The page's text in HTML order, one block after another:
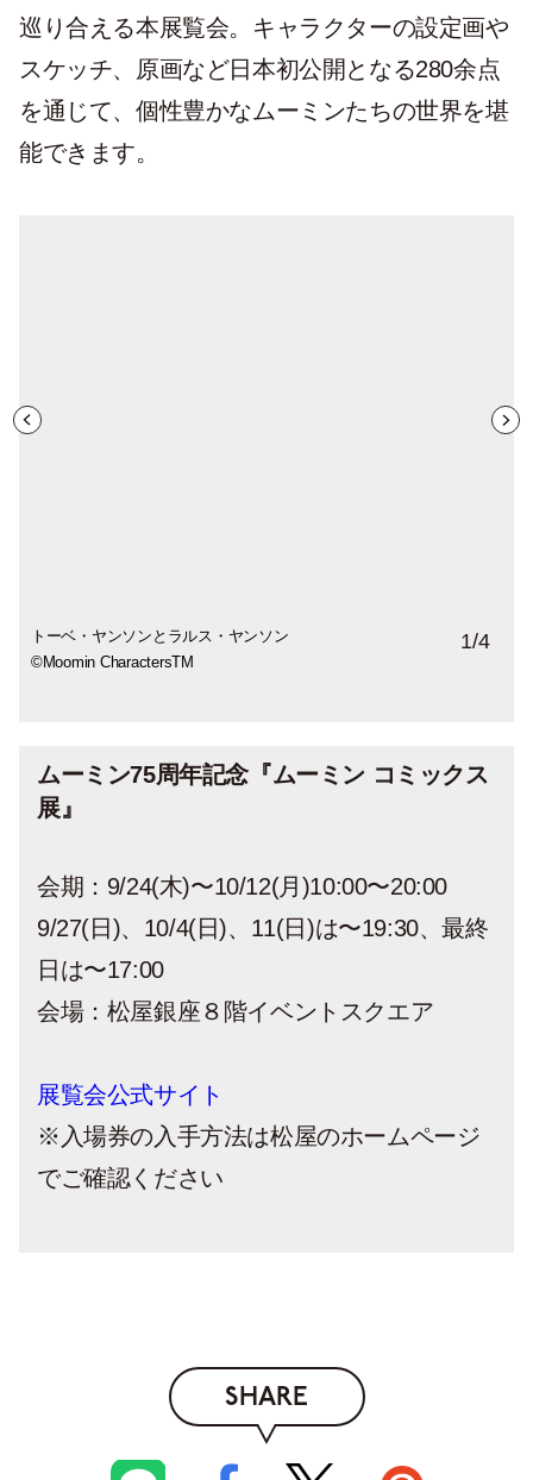
巡り合える本展覧会。キャラクターの設定画や
スケッチ、原画など日本初公開となる280余点
を通じて、個性豊かなムーミンたちの世界を堪
能できます。
トーベ・ヤンソンとラルス・ヤンソン
©Moomin CharactersTM
トーベ・ヤンソン「『まいごの火星人』ス
ケッチ」 ©Moomin CharactersTM
トーベ・ヤンソン「『黄金のしっぽ』習
作」 ©Moomin CharactersTM
ラルス・ヤンソン「『Moomin and the Ten
Piggy Banks』原画」©Moomin
1/4
ムーミン75周年記念『ムーミン コミックス
展』
会期：9/24(木)〜10/12(月)10:00〜20:00
9/27(日)、10/4(日)、11(日)は〜19:30、最終
日は〜17:00
会場：松屋銀座８階イベントスクエア
展覧会公式サイト
※入場券の入手方法は松屋のホームページ
でご確認ください
SHARE